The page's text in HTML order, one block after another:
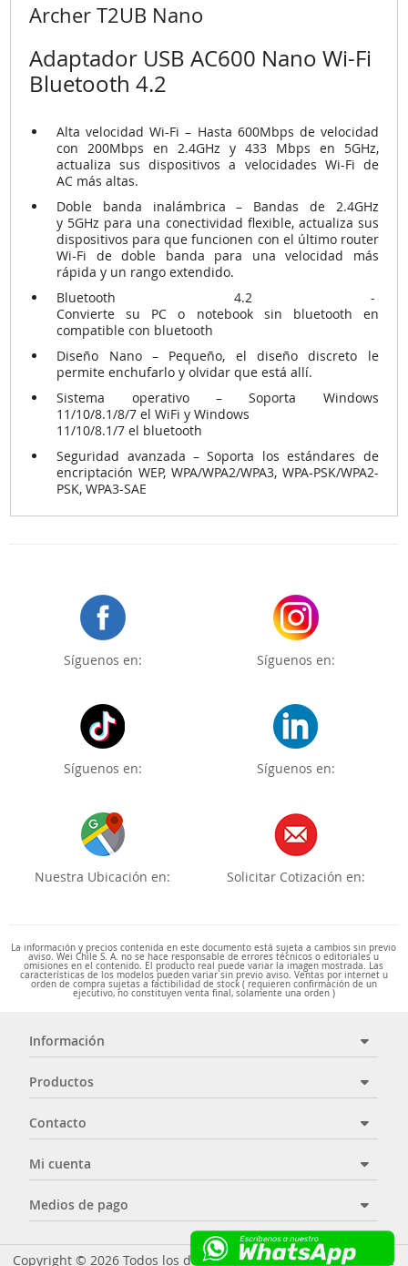
Archer T2UB Nano
Adaptador USB AC600 Nano Wi-Fi
Bluetooth 4.2
Alta velocidad Wi-Fi – Hasta 600Mbps de velocidad
con 200Mbps en 2.4GHz y 433 Mbps en 5GHz,
actualiza sus dispositivos a velocidades Wi-Fi de
AC más altas.
Doble banda inalámbrica – Bandas de 2.4GHz
y 5GHz para una conectividad flexible, actualiza sus
dispositivos para que funcionen con el último router
Wi-Fi de doble banda para una velocidad más
rápida y un rango extendido.
Bluetooth 4.2 -
Convierte su PC o notebook sin bluetooth en
compatible con bluetooth
Diseño Nano – Pequeño, el diseño discreto le
permite enchufarlo y olvidar que está allí.
Sistema operativo – Soporta Windows
11/10/8.1/8/7 el WiFi yWindows
11/10/8.1/7 el bluetooth
Seguridad avanzada – Soporta los estándares de
encriptación WEP, WPA/WPA2/WPA3, WPA-PSK/WPA2-
PSK, WPA3-SAE
Síguenos en: Síguenos en:
Síguenos en: Síguenos en:
Nuestra Ubicación en: Solicitar Cotización en:
La información y precios contenida en este documento está sujeta a cambios sin previo
aviso. Wei Chile S. A. no se hace responsable de errores técnicos o editoriales u
omisiones en el contenido. El producto real puede variar la imagen mostrada. Las
características de los modelos pueden variar sin previo aviso. Ventas por internet u
orden de compra sujetas a factibilidad de stock ( requieren confirmación de un
ejecutivo, no constituyen venta final, solamente una orden )
Información
Productos
Contacto
Mi cuenta
Medios de pago
Copyright © 2026 Todos los derechos reservados - Wei Chile